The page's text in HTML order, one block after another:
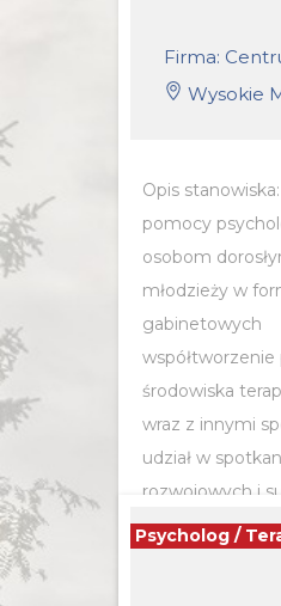
Wysokie
Opis
pomocy
osobom
młodzieży w
gabinetowych
środowiska
wraz z innymi
udział w
rozwojowych i
grupowych...